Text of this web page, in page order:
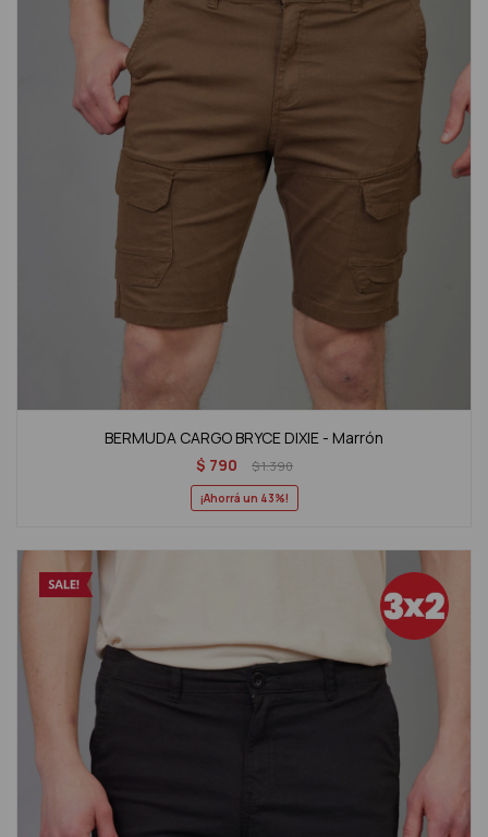
BERMUDA CARGO BRYCE DIXIE - Marrón
$ 790 $1.390
43